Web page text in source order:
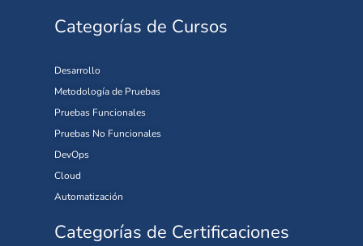
Categorías de Cursos
Desarrollo
Metodología de Pruebas
Pruebas Funcionales
Pruebas No Funcionales
DevOps
Cloud
Automatización
Categorías de Certificaciones